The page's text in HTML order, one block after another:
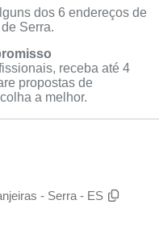
dos 6 endereços de
Serra.
receba até 4
propostas de
a melhor.
- Serra - ES